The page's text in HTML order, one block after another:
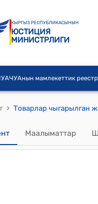
КЫРГЫЗ РЕСПУБЛИКАСЫНЫН
ЮСТИЦИЯ
МИНИСТРЛИГИ
ЧУАнын мамлекеттик
›
Маалыматтар